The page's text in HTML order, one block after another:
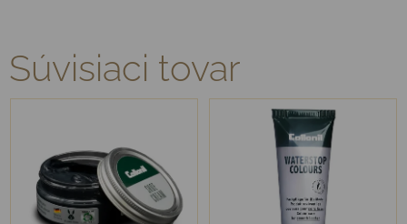
Súvisiaci tovar